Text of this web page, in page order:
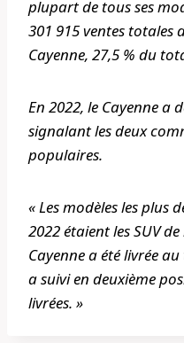
plupart de tous ses
301 915 ventes totales
Cayenne, 27,5 % du
En 2022, le Cayenne a
signalant les deux
populaires.
« Les modèles les plus
2022 étaient les SUV
Cayenne a été livrée
a suivi en deuxième
livrées. »